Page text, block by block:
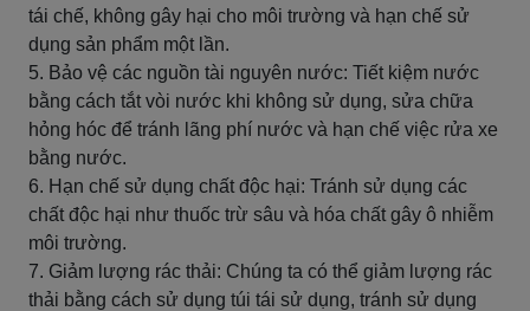
tái chế, không gây hại cho môi trường và hạn chế sử
dụng sản phẩm một lần.
5. Bảo vệ các nguồn tài nguyên nước: Tiết kiệm nước
bằng cách tắt vòi nước khi không sử dụng, sửa chữa
hỏng hóc để tránh lãng phí nước và hạn chế việc rửa xe
bằng nước.
6. Hạn chế sử dụng chất độc hại: Tránh sử dụng các
chất độc hại như thuốc trừ sâu và hóa chất gây ô nhiễm
môi trường.
7. Giảm lượng rác thải: Chúng ta có thể giảm lượng rác
thải bằng cách sử dụng túi tái sử dụng, tránh sử dụng